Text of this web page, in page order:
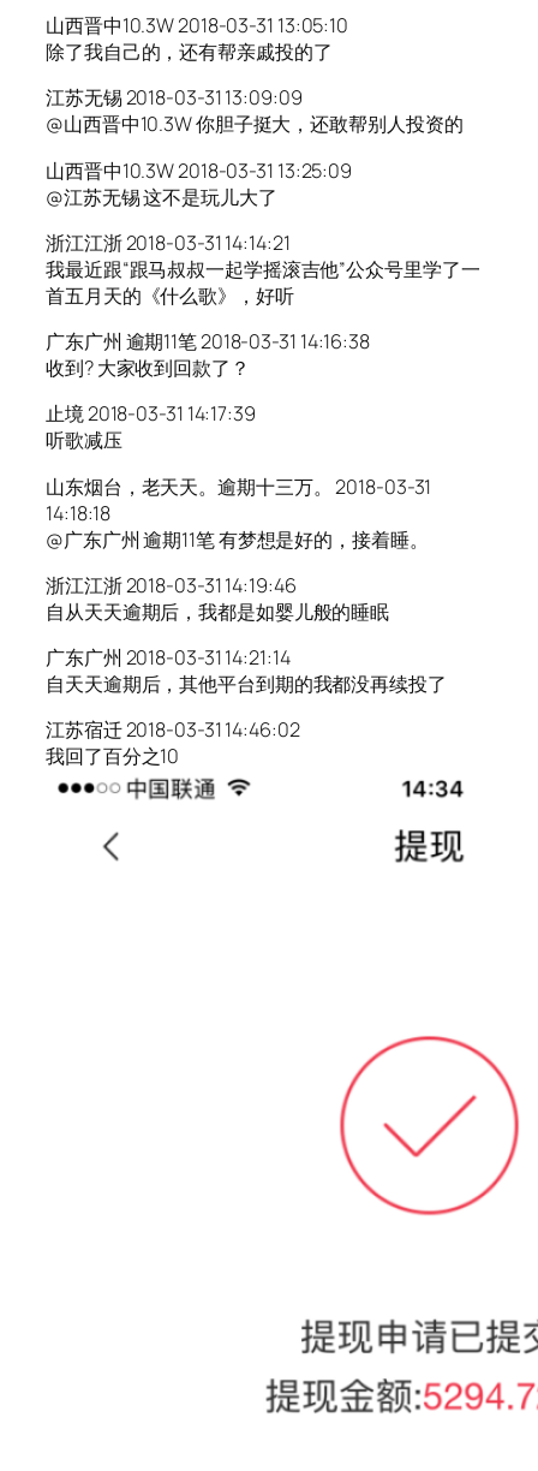
山西晋中10.3W 2018-03-31 13:05:10
除了我自己的，还有帮亲戚投的了
江苏无锡 2018-03-31 13:09:09
@山西晋中10.3W 你胆子挺大，还敢帮别人投资的
山西晋中10.3W 2018-03-31 13:25:09
@江苏无锡 这不是玩儿大了
浙江江浙 2018-03-31 14:14:21
我最近跟“跟马叔叔一起学摇滚吉他”公众号里学了一
首五月天的《什么歌》，好听
广东广州 逾期11笔 2018-03-31 14:16:38
收到? 大家收到回款了？
止境 2018-03-31 14:17:39
听歌减压
山东烟台，老天天。逾期十三万。 2018-03-31
14:18:18
@广东广州 逾期11笔 有梦想是好的，接着睡。
浙江江浙 2018-03-31 14:19:46
自从天天逾期后，我都是如婴儿般的睡眠
广东广州 2018-03-31 14:21:14
自天天逾期后，其他平台到期的我都没再续投了
江苏宿迁 2018-03-31 14:46:02
我回了百分之10